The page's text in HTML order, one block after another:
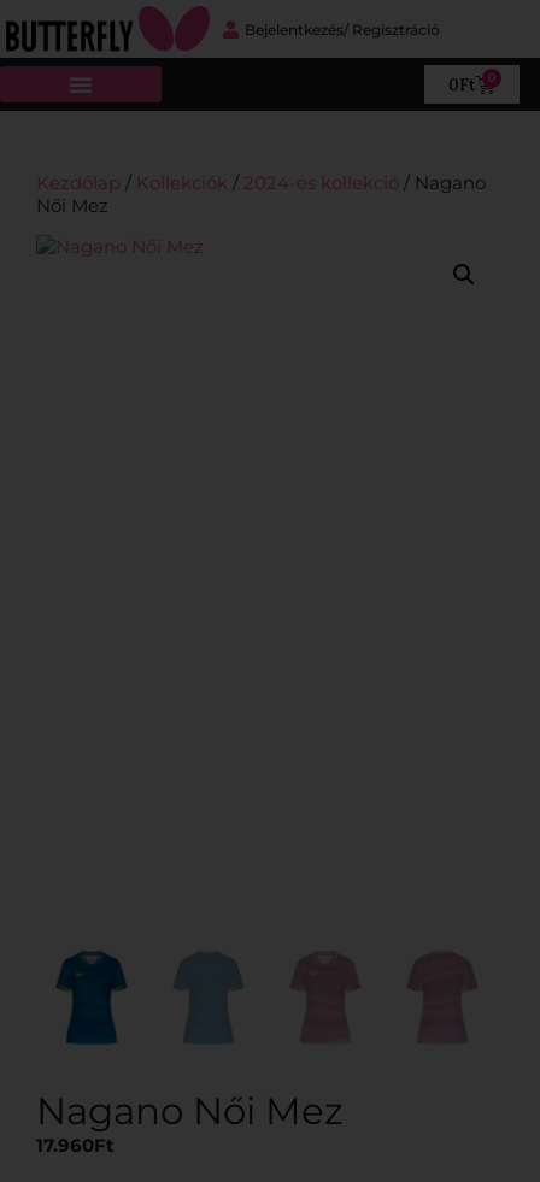
Bejelentkezés/ Regisztráció
0Ft 0
Kezdőlap / Kollekciók / 2024-es kollekció / Nagano
Női Mez
Nagano Női Mez
17.960Ft